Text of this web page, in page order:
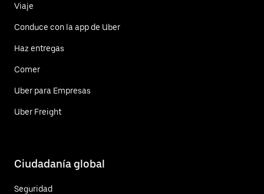
Viaje
Conduce con la app de Uber
Haz entregas
Comer
Uber para Empresas
Uber Freight
Ciudadanía global
Seguridad